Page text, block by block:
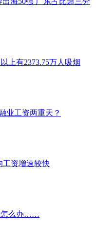
上有2373.75万人吸烟
业工资两重天？
工资增速较快
怎么办……